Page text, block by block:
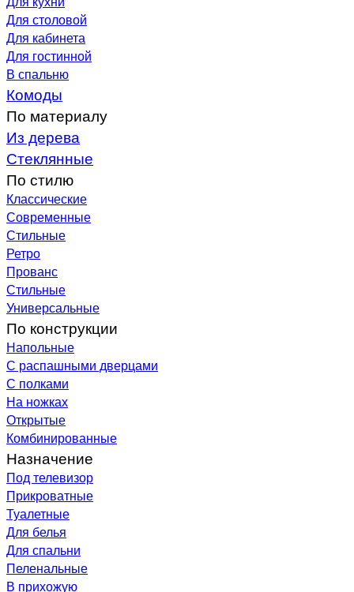
Для столовой
Для кабинета
Для гостинной
В спальню
Комоды
По материалу
Из дерева
Стеклянные
По стилю
Классические
Современные
Стильные
Ретро
Прованс
Стильные
Универсальные
По конструкции
Напольные
С распашными дверцами
С полками
На ножках
Открытые
Комбинированные
Назначение
Под телевизор
Прикроватные
Туалетные
Для белья
Для спальни
Пеленальные
В прихожую